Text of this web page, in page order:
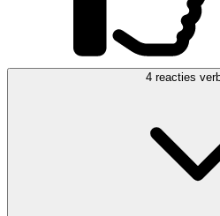
4 reacties